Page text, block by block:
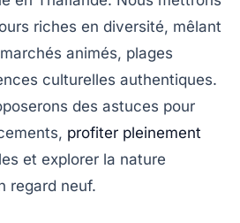
riches en diversité, mêlant
animés, plages
culturelles authentiques.
des astuces pour
profiter pleinement
et explorer la nature
regard neuf.